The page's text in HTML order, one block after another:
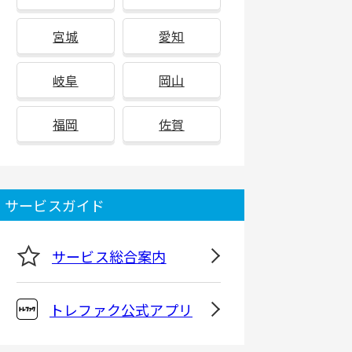
宮城 愛知
岐阜 岡山
福岡 佐賀
サービスガイド
サービス総合案内
トレファク公式アプリ